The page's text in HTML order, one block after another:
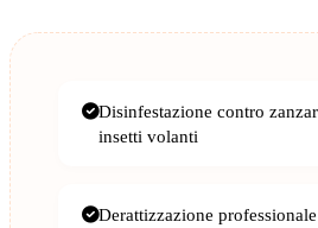
Disinfestazione contro
insetti volanti
Derattizzazione